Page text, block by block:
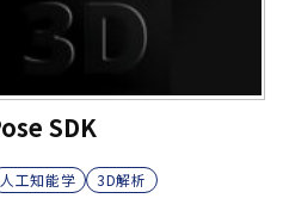
SDK
人工知能学
3D解析